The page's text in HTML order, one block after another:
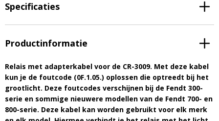
Specificaties
Productinformatie
Relais met adapterkabel voor de CR-3009. Met deze kabel
kun je de foutcode (0F.1.05.) oplossen die optreedt bij het
grootlicht. Deze foutcodes verschijnen bij de Fendt 300-
serie en sommige nieuwere modellen van de Fendt 700- en
800-serie. Deze kabel kan worden gebruikt voor elk merk